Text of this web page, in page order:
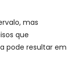
mas
que
pode resultar em